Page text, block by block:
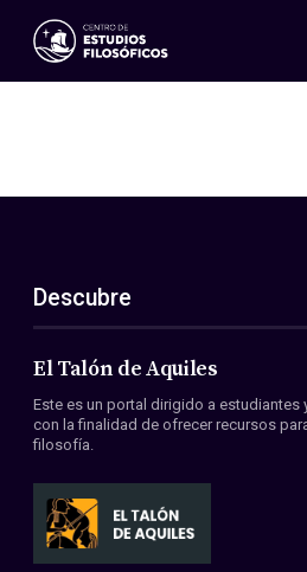
Eventos
ES
EN
Acerca de nosotros
Miembros
Convenios
Descubre
El Talón de Aquiles
Este es un portal dirigido a
con la finalidad de ofrecer recursos
filosofía.